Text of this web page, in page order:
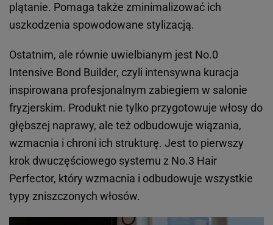
plątanie. Pomaga także zminimalizować ich
uszkodzenia spowodowane stylizacją.
Ostatnim, ale równie uwielbianym jest No.0
Intensive Bond Builder, czyli intensywna kuracja
inspirowana profesjonalnym zabiegiem w salonie
fryzjerskim. Produkt nie tylko przygotowuje włosy do
głębszej naprawy, ale też odbudowuje wiązania,
wzmacnia i chroni ich strukturę. Jest to pierwszy
krok dwuczęściowego systemu z No.3 Hair
Perfector, który wzmacnia i odbudowuje wszystkie
typy zniszczonych włosów.